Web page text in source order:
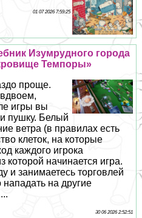
01 07 2026 7:59:25
Изумрудного города
Темпоры»
проще.
игры вы
пушку. Белый
ветра (в правилах есть
клеток, на которые
каждого игрока
которой начинается игра.
и занимаетесь торговлей
на другие
30 06 2026 2:52:51